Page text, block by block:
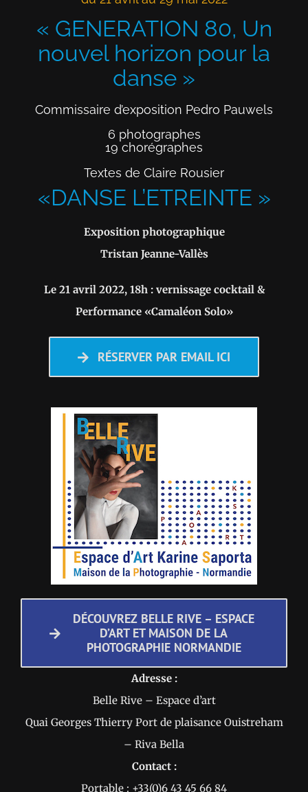
« GENERATION 80, Un
nouvel horizon pour la
danse »
Commissaire d’exposition Pedro Pauwels
6 photographes
19 chorégraphes
Textes de Claire Rousier
«DANSE L’ETREINTE »
Exposition photographique
Tristan Jeanne-Vallès
Le 21 avril 2022, 18h : vernissage cocktail &
Performance «Camaléon Solo»
RÉSERVER PAR EMAIL ICI
DÉCOUVREZ BELLE RIVE – ESPACE
D’ART ET MAISON DE LA
PHOTOGRAPHIE NORMANDIE
Adresse :
Belle Rive – Espace d’art
Quai Georges Thierry Port de plaisance Ouistreham
– Riva Bella
Contact :
Portable : +33(0)6 43 45 66 84